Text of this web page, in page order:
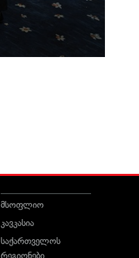
მსოფლიო
კავკასია
საქართველოს
რეგიონები